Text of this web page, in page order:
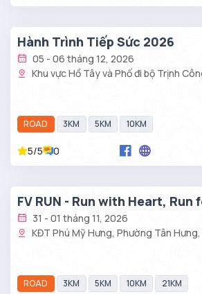
Hành Trình Tiếp Sức 2026
05 - 06 tháng 12, 2026
Khu vực Hồ Tây và Phố đi bộ Trịnh
ROAD 3KM 5KM 10KM
5/5 0
FV RUN - Run with Heart, Run
31 - 01 tháng 11, 2026
KĐT Phú Mỹ Hưng, Phường Tân Hưng,
ROAD 3KM 5KM 10KM 21KM